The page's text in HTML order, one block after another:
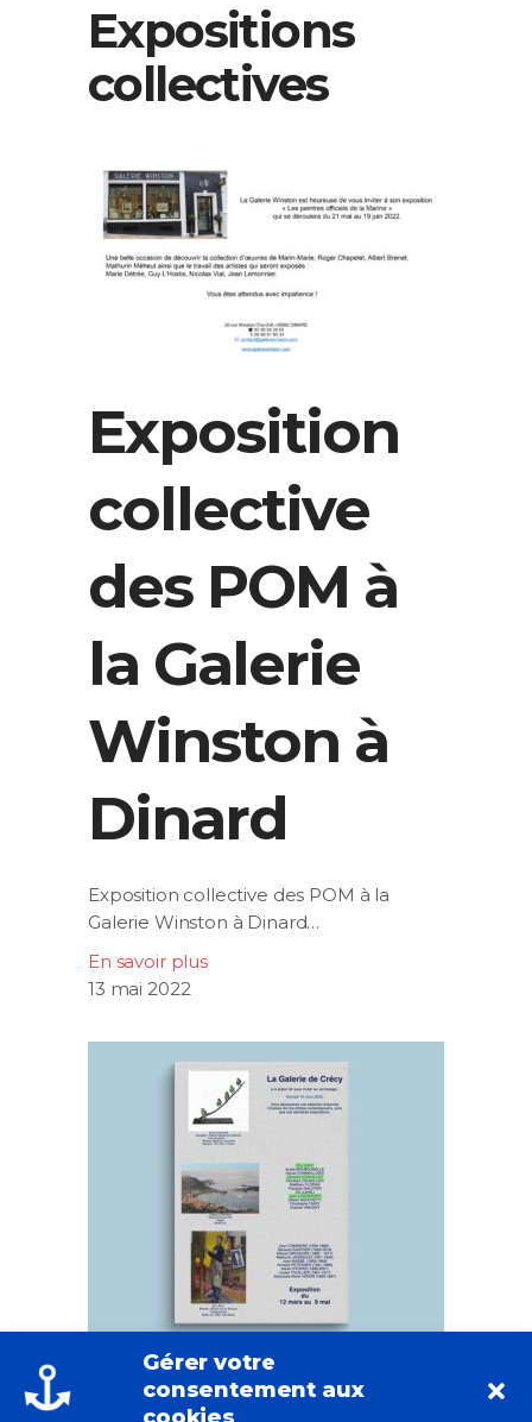
Gérer votre
consentement aux
Expositions
collectives
Exposition
collective
des POM à
la Galerie
Winston à
Dinard
Exposition collective des POM à la
Galerie Winston à Dinard…
En savoir plus
13 mai 2022